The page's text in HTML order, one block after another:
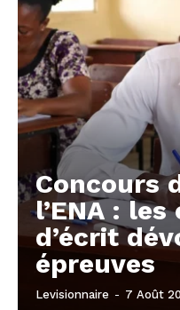
Concours
l’ENA :
d’écrit
épreuves
Levisionnaire - 7 Août